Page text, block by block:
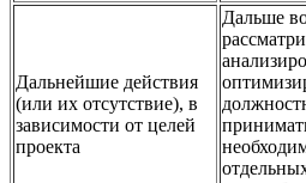
Дальнейшие действия
(или их отсутствие), в
зависимости от целей
проекта
Дальше